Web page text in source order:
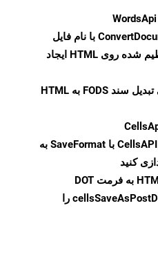
با نام فایل
محلی و فرمت تنظیم شده روی HTML ایجاد
از WordsApi برای تبدیل سند FODS به HTML
را از CellsAPI با SaveFormat به
DOT
را